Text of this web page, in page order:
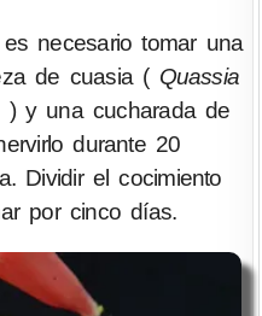
es necesario tomar una
de cuasia ( Quassia
) y una cucharada de
durante 20
Dividir el cocimiento
por cinco días.